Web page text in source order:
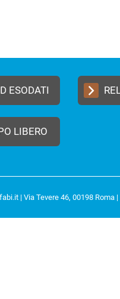
ESODATI
LIBERO
| Via Tevere 46, 00198 Roma